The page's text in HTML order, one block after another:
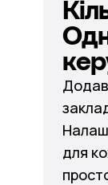
для